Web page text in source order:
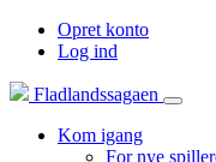
Opret konto
Log ind
Fladlandssagaen
Kom igang
For nye